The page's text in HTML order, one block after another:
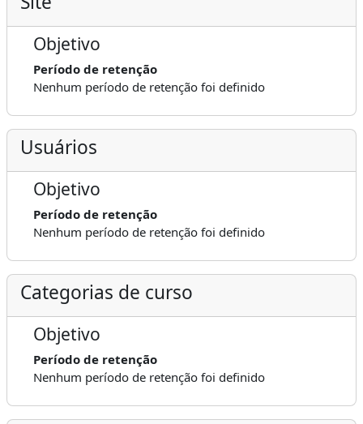
Objetivo
Período de retenção
Nenhum período de retenção foi definido
Usuários
Objetivo
Período de retenção
Nenhum período de retenção foi definido
Categorias de curso
Objetivo
Período de retenção
Nenhum período de retenção foi definido